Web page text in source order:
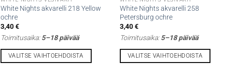
White Nights akvarelli 218 Yellow
ochre
3,40€
Toimitusaika:5–18 päivää
VALITSE VAIHTOEHDOISTA
White Nights akvarelli 258
Petersburg ochre
3,40€
Toimitusaika:5–18 päivää
VALITSE VAIHTOEHDOISTA